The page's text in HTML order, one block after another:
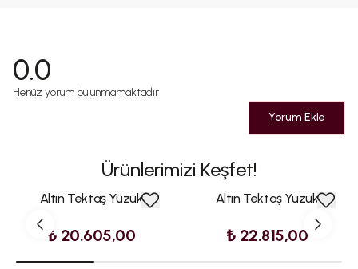
0.0
Henüz yorum bulunmamaktadır
Yorum Ekle
Ürünlerimizi Keşfet!
Altın Tektaş Yüzük
₺ 20.605,00
Altın Tektaş Yüzük
₺ 22.815,00